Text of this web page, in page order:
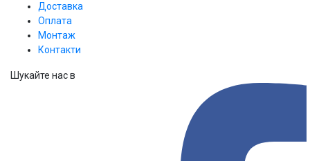
Доставка
Оплата
Монтаж
Контакти
Шукайте нас в